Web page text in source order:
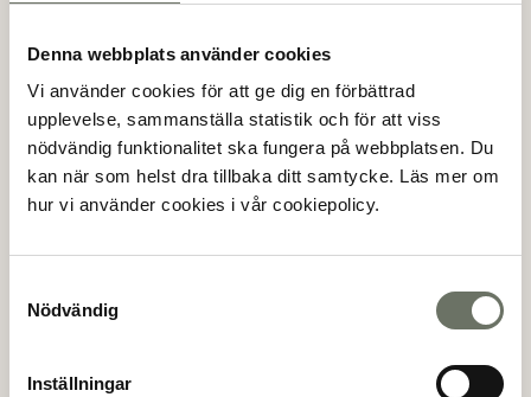
Denna webbplats använder cookies
Vi använder cookies för att ge dig en förbättrad
upplevelse, sammanställa statistik och för att viss
nödvändig funktionalitet ska fungera på webbplatsen. Du
kan när som helst dra tillbaka ditt samtycke. Läs mer om
hur vi använder cookies i vår cookiepolicy.
Nödvändig
Inställningar
BERGHUSEN
Lägenheter
Säljstartat
Försäljning pågår
Järla, Stockholm
JÄRLA SILUETT
Försäljning pågår